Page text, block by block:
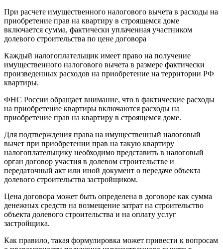
При расчете имущественного налогового вычета в расходы на
приобретение прав на квартиру в строящемся доме
включается сумма, фактически уплаченная участником
долевого строительства по цене договора
Каждый налогоплательщик имеет право на получение
имущественного налогового вычета в размере фактически
произведенных расходов на приобретение на территории РФ
квартиры.
ФНС России обращает внимание, что в фактические расходы
на приобретение квартиры включаются расходы на
приобретение прав на квартиру в строящемся доме.
Для подтверждения права на имущественный налоговый
вычет при приобретении прав на такую квартиру
налогоплательщику необходимо представить в налоговый
орган договор участия в долевом строительстве и
передаточный акт или иной документ о передаче объекта
долевого строительства застройщиком.
Цена договора может быть определена в договоре как сумма
денежных средств на возмещение затрат на строительство
объекта долевого строительства и на оплату услуг
застройщика.
Как правило, такая формулировка может привести к вопросам